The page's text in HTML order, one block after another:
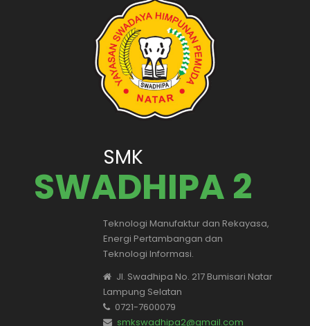
SMK
SWADHIPA 2
Teknologi Manufaktur dan Rekayasa,
Energi Pertambangan dan
Teknologi Informasi.
Jl. Swadhipa No. 217 Bumisari Natar
Lampung Selatan
0721-7600079
smkswadhipa2@gmail.com